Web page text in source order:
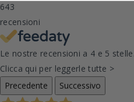
643
recensioni
Le nostre recensioni a 4 e 5 stelle.
Clicca qui per leggerle tutte >
Precedente
Successivo